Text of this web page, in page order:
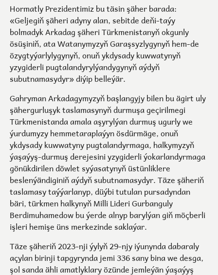
Hormatly Prezidentimiz bu täsin şäher barada:
«Geljegiň şäheri adyny alan, sebitde deňi-taýy
bolmadyk Arkadag şäheri Türkmenistanyň okgunly
ösüşiniň, ata Watanymyzyň Garaşsyzlygynyň hem-de
özygtyýarlylygynyň, onuň ykdysady kuwwatynyň
yzygiderli pugtalandyrylýandygynyň aýdyň
subutnamasydyr» diýip belleýär.
Gahryman Arkadagymyzyň başlangyjy bilen bu ägirt uly
şähergurluşyk taslamasynyň durmuşa geçirilmegi
Türkmenistanda amala aşyrylýan durmuş ugurly we
ýurdumyzy hemmetaraplaýyn ösdürmäge, onuň
ykdysady kuwwatyny pugtalandyrmaga, halkymyzyň
ýaşaýyş-durmuş derejesini yzygiderli ýokarlandyrmaga
gönükdirilen döwlet syýasatynyň üstünliklere
beslenýändiginiň aýdyň subutnamasydyr. Täze şäheriň
taslamasy taýýarlanyp, düýbi tutulan pursadyndan
bäri, türkmen halkynyň Milli Lideri Gurbanguly
Berdimuhamedow bu ýerde alnyp barylýan giň möçberli
işleri hemişe üns merkezinde saklaýar.
Täze şäheriň 2023-nji ýylyň 29-njy iýunynda dabaraly
açylan birinji tapgyrynda jemi 336 sany bina we desga,
şol sanda ähli amatlyklary özünde jemleýän ýaşaýyş